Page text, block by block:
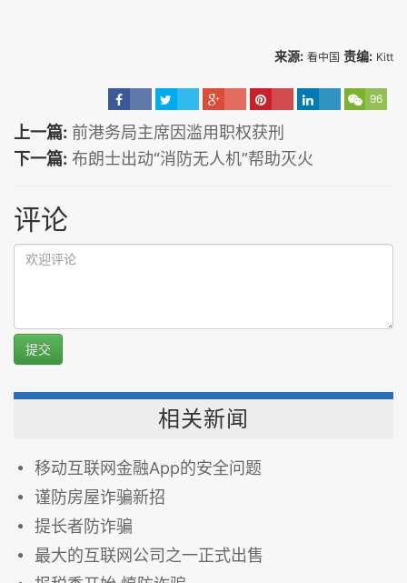
来源: 看中国 责编: Kitt
96
上一篇: 前港务局主席因滥用职权获刑
下一篇: 布朗士出动“消防无人机”帮助灭火
评论
提交
相关新闻
移动互联网金融App的安全问题
谨防房屋诈骗新招
提长者防诈骗
最大的互联网公司之一正式出售